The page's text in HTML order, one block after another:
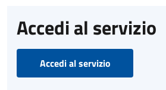
Accedi al servizio
Accedi al servizio